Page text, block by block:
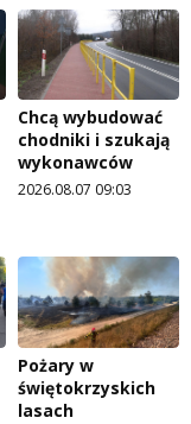
Chcą wybudować
chodniki i szukają
wykonawców
2026.08.07 09:03
Pożary w
świętokrzyskich
lasach